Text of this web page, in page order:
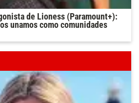
de Lioness (Paramount+):
unamos como comunidades